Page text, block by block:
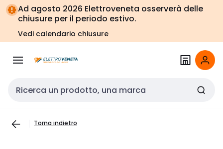
Vai alla
navigazione
Vai
alla
pagina
Ad agosto 2026 Elettroveneta osserverà delle
chiusure per il periodo estivo.
Vedi calendario chiusure
Cerca input
Torna indietro